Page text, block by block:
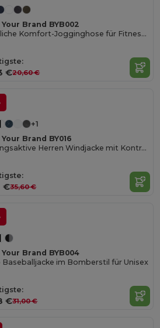
Brand BYB002
Sportliche Komfort-Jogginghose für Fitness und Laufen
€20,60 €
+1
Brand BY016
Atmungsaktive Herren Windjacke mit Kontrastdetails
€35,60 €
Brand BYB004
Baseballjacke im Bomberstil für Unisex
€31,00 €